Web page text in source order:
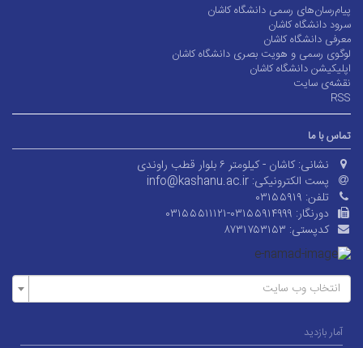
پیام‌رسان‌های رسمی دانشگاه کاشان
سرود دانشگاه کاشان
معرفی دانشگاه کاشان
لوگوی رسمی و هویت بصری دانشگاه کاشان
اپلیکیشن دانشگاه کاشان
نقشه‌ی سایت
RSS
تماس با ما
نشانی: کاشان - کیلومتر ۶ بلوار قطب راوندی
پست الکترونیکی: info@kashanu.ac.ir
تلفن: ۰۳۱۵۵۹۱۹
دورنگار: ۰۳۱۵۵۵۱۱۱۲۱-۰۳۱۵۵۹۱۴۹۹۹
کدپستی: ۸۷۳۱۷۵۳۱۵۳
انتخاب وب سایت
آمار بازدید